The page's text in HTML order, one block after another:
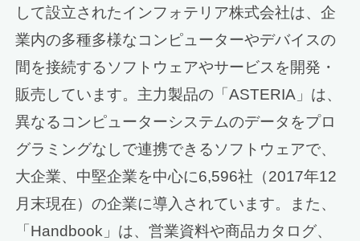
して設立されたインフォテリア株式会社は、企
業内の多種多様なコンピューターやデバイスの
間を接続するソフトウェアやサービスを開発・
販売しています。主力製品の「ASTERIA」は、
異なるコンピューターシステムのデータをプロ
グラミングなしで連携できるソフトウェアで、
大企業、中堅企業を中心に6,596社（2017年12
月末現在）の企業に導入されています。また、
「Handbook」は、営業資料や商品カタログ、